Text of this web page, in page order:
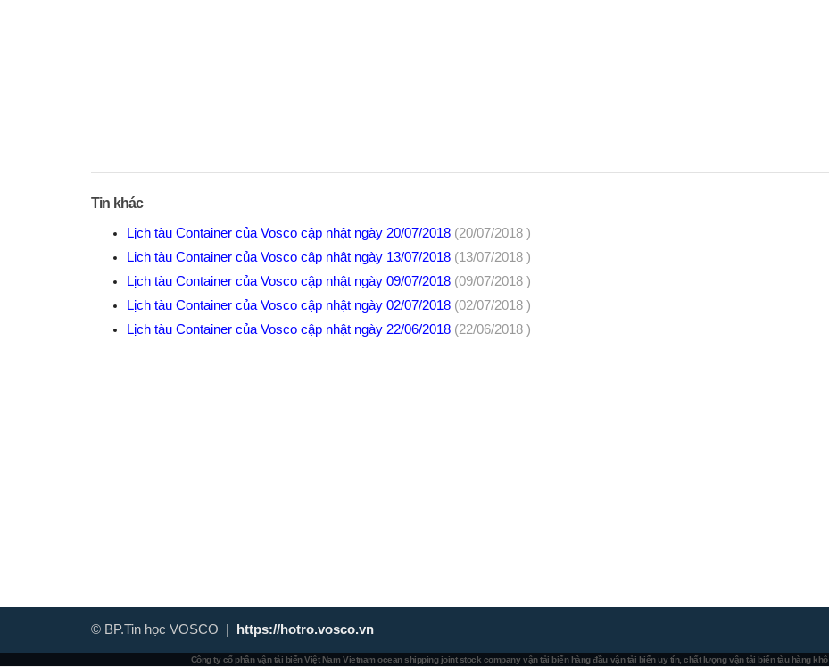
Tin khác
Lịch tàu Container của Vosco cập nhật ngày 20/07/2018 (20/07/2018 )
Lịch tàu Container của Vosco cập nhật ngày 13/07/2018 (13/07/2018 )
Lịch tàu Container của Vosco cập nhật ngày 09/07/2018 (09/07/2018 )
Lịch tàu Container của Vosco cập nhật ngày 02/07/2018 (02/07/2018 )
Lịch tàu Container của Vosco cập nhật ngày 22/06/2018 (22/06/2018 )
© BP.Tin học VOSCO | https://hotro.vosco.vn
Công ty cổ phần vận tải biển Việt Nam Vietnam ocean shipping joint stock company vận tải biển hàng đầu vận tải biển uy tín, chất lượng vận tải biển tàu hàng khô